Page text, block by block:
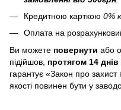
Кредитною карткою 0%
Оплата на
Ви можете повернути або
підійшов, протягом 14 днів
гарантує «Закон про
якості повинен бути у